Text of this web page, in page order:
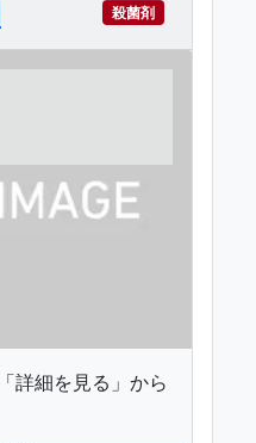
殺菌剤
詳細を見る」から